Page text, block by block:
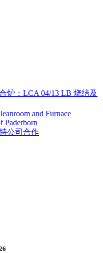
炉：LCA 04/13 LB 烧结及
and Furnace
Paderborn
公司合作